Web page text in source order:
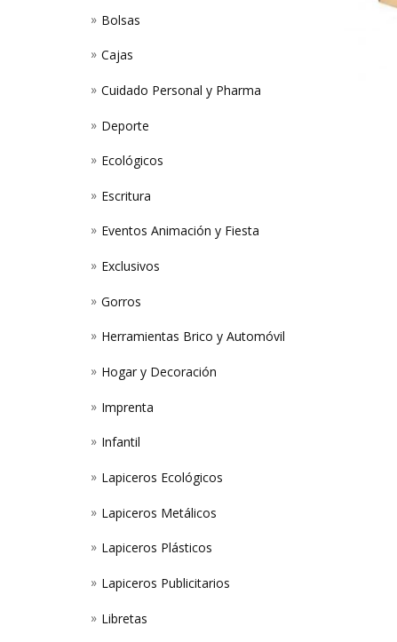
Bolsas
Cajas
Cuidado Personal y Pharma
Deporte
Ecológicos
Escritura
Eventos Animación y Fiesta
Exclusivos
Gorros
Herramientas Brico y Automóvil
Hogar y Decoración
Imprenta
Infantil
Lapiceros Ecológicos
Lapiceros Metálicos
Lapiceros Plásticos
Lapiceros Publicitarios
Libretas